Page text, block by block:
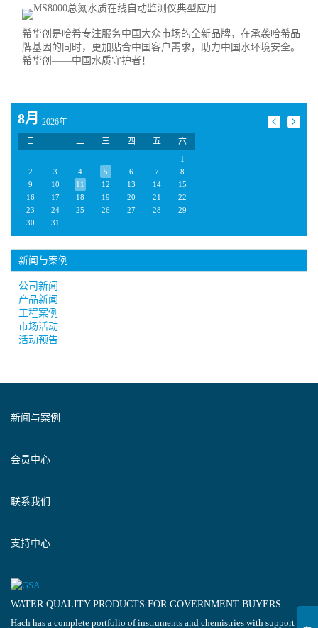
希华创是哈希专注服务中国大众市场的全新品牌，在承袭哈希品
牌基因的同时，更加贴合中国客户需求，助力中国水环境安全。
希华创——中国水质守护者！
8月
2026年
日
一 二 三 四 五 六
1
2
3 4 5 6 7
8
9
10 11 12 13 14
15
16
17 18 19 20 21
22
23
24 25 26 27 28
29
30
31
新闻与案例
公司新闻
产品新闻
工程案例
市场活动
活动预告
新闻与案例
会员中心
联系我们
支持中心
WATER QUALITY PRODUCTS FOR GOVERNMENT BUYERS
Hach has a complete portfolio of instruments and chemistries with support